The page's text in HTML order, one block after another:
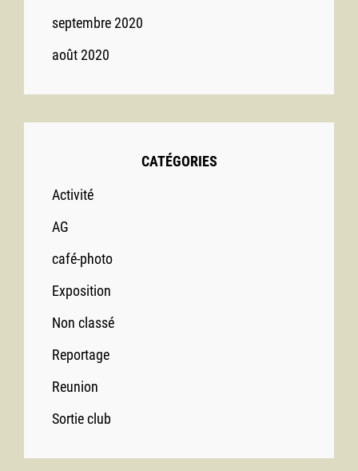
septembre 2020
août 2020
CATÉGORIES
Activité
AG
café-photo
Exposition
Non classé
Reportage
Reunion
Sortie club